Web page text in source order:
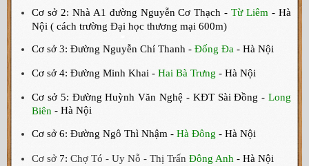
Cơ sở 2: Nhà A1 đường Nguyễn Cơ Thạch - Từ Liêm- Hà
Nội ( cách trường Đại học thương mại 600m)
Cơ sở 3: Đường Nguyễn Chí Thanh - Đống Đa - Hà Nội
Cơ sở 4: Đường Minh Khai - Hai Bà Trưng - Hà Nội
Cơ sở5: Đường Huỳnh Văn Nghệ - KĐT Sài Đồng -Long
Biên - Hà Nội
Cơ sở 6: Đường Ngô Thì Nhậm - Hà Đông - Hà Nội
Cơ sở 7: Chợ Tó - Uy Nỗ - Thị Trấn Đông Anh - Hà Nội